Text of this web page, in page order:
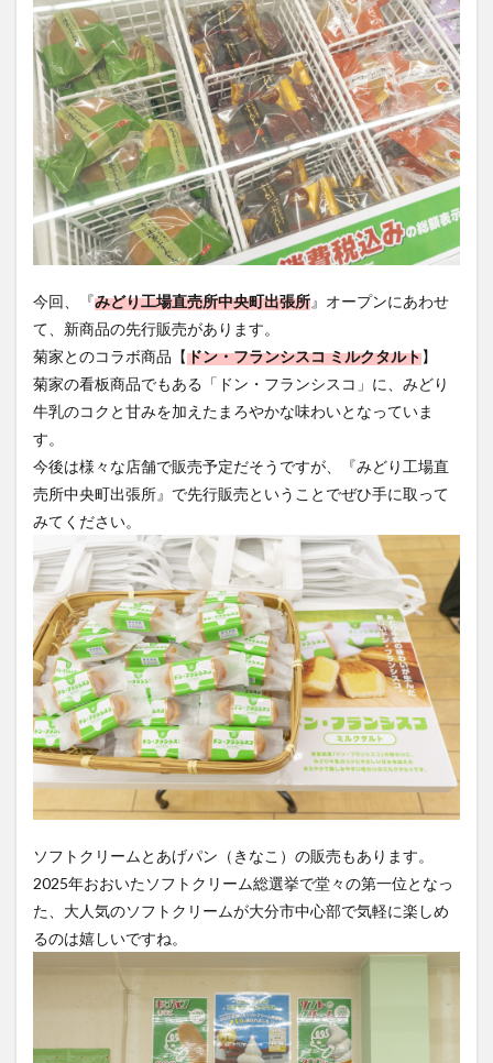
今回、『みどり工場直売所中央町出張所』オープンにあわせ
て、新商品の先行販売があります。
菊家とのコラボ商品【ドン・フランシスコ ミルクタルト】
菊家の看板商品でもある「ドン・フランシスコ」に、みどり
牛乳のコクと甘みを加えたまろやかな味わいとなっていま
す。
今後は様々な店舗で販売予定だそうですが、『みどり工場直
売所中央町出張所』で先行販売ということでぜひ手に取って
みてください。
ソフトクリームとあげパン（きなこ）の販売もあります。
2025年おおいたソフトクリーム総選挙で堂々の第一位となっ
た、大人気のソフトクリームが大分市中心部で気軽に楽しめ
るのは嬉しいですね。